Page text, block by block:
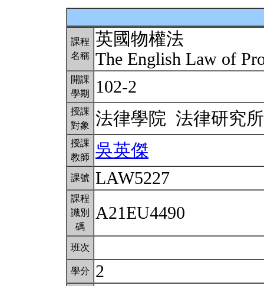
課程
名稱
英國物權法
The English Law of
開課
學期
102-2
授課
對象
法律學院 法律研究
授課
教師
吳英傑
課號 LAW5227
課程
識別
碼
A21EU4490
班次
學分 2